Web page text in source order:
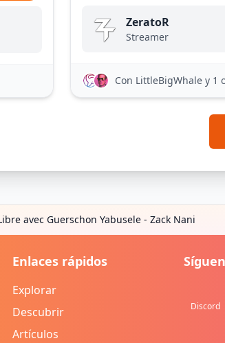
ZeratoR
Streamer
Con LittleBigWhale y 1
avec Guerschon Yabusele - Zack Nani
Enlaces rápidos
Explorar
Descubrir
Artículos
Discord